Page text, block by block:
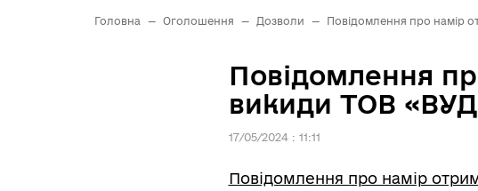
Головна — Оголошення — Дозволи — Повідомлення про намір
Повідомлення
викиди ТОВ
17/05/2024 : 11:11
Повідомлення про намір